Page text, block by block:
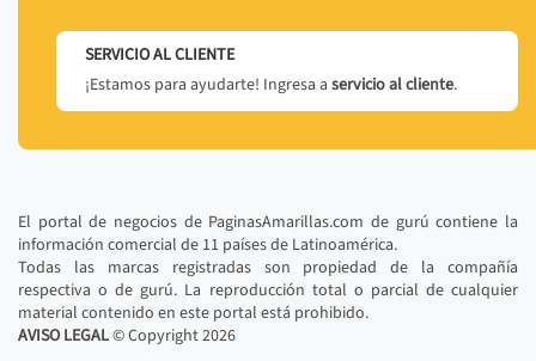
SERVICIO AL CLIENTE
¡Estamos para ayudarte! Ingresa a servicio al cliente.
El portal de negocios de PaginasAmarillas.com de gurú contiene la
información comercial de 11 países de Latinoamérica.
Todas las marcas registradas son propiedad de la compañía
respectiva o de gurú. La reproducción total o parcial de cualquier
material contenido en este portal está prohibido.
AVISO LEGAL© Copyright2026